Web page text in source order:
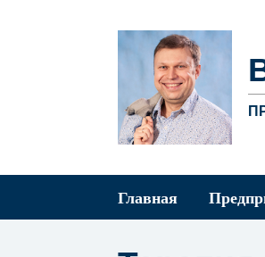
Главная